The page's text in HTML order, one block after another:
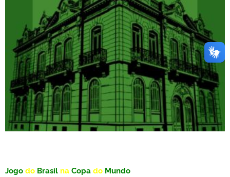
Jogodo Brasil naCopado Mundo